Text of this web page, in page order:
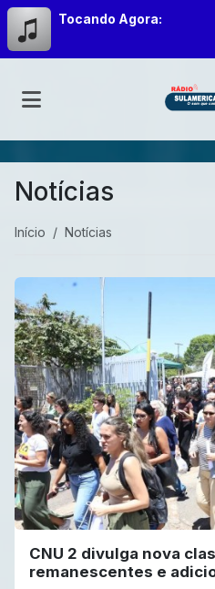
Tocando Agora:
Notícias
Início Notícias
CNU 2 divulga nova
remanescentes e